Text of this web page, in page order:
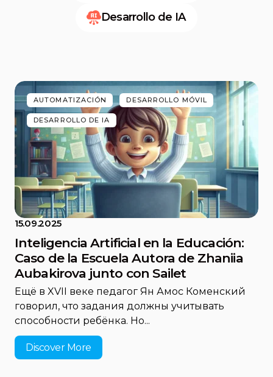
Desarrollo de IA
AUTOMATIZACIÓN DESARROLLO MÓVIL
DESARROLLO DE IA
15.09.2025
Inteligencia Artificial en la Educación:
Caso de la Escuela Autora de Zhaniia
Aubakirova junto con Sailet
Ещё в XVII веке педагог Ян Амос Коменский
говорил, что задания должны учитывать
способности ребёнка. Но...
Discover More